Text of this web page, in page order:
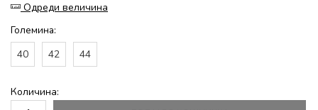
Одреди величина
Големина:
40
42 44
Количина: